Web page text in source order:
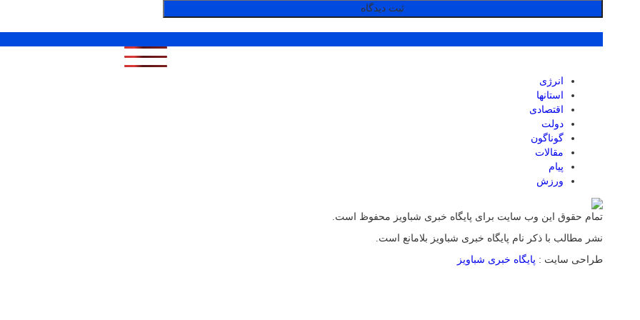
انرژی
استانها
اقتصادی
دولت
گوناگون
مقالات
پیام
ورزش
تمام حقوق این وب سایت برای پایگاه خبری شباویز محفوظ است.
نشر مطالب با ذکر نام پایگاه خبری شباویز بلامانع است.
طراحی سایت : پایگاه خبری شباویز